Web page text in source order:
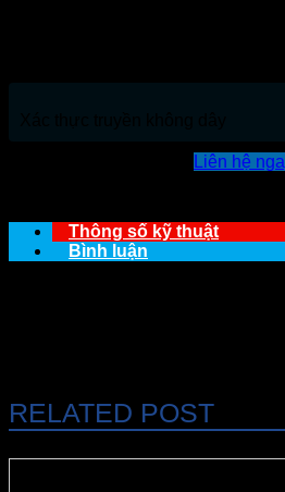
Liên hệ
Thông số kỹ thuật
Bình luận
RELATED POST